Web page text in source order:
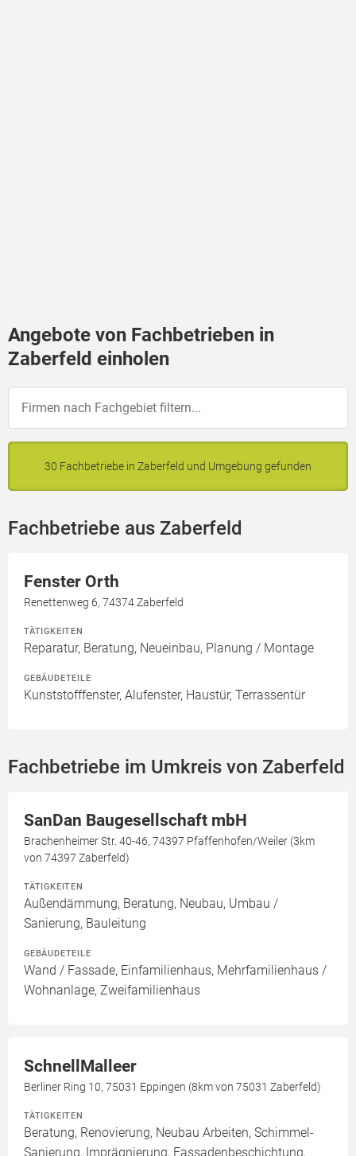
Angebote von Fachbetrieben in
Zaberfeld einholen
30 Fachbetriebe in Zaberfeld und Umgebung gefunden
Fachbetriebe aus Zaberfeld
Fenster Orth
Renettenweg 6, 74374 Zaberfeld
TÄTIGKEITEN
Reparatur, Beratung, Neueinbau, Planung / Montage
GEBÄUDETEILE
Kunststofffenster, Alufenster, Haustür, Terrassentür
Fachbetriebe im Umkreis von Zaberfeld
SanDan Baugesellschaft mbH
Brachenheimer Str. 40-46, 74397 Pfaffenhofen/Weiler (3km
von 74397 Zaberfeld)
TÄTIGKEITEN
Außendämmung, Beratung, Neubau, Umbau /
Sanierung, Bauleitung
GEBÄUDETEILE
Wand / Fassade, Einfamilienhaus, Mehrfamilienhaus /
Wohnanlage, Zweifamilienhaus
SchnellMalleer
Berliner Ring 10, 75031 Eppingen (8km von 75031 Zaberfeld)
TÄTIGKEITEN
Beratung, Renovierung, Neubau Arbeiten, Schimmel-
Sanierung, Imprägnierung, Fassadenbeschichtung,